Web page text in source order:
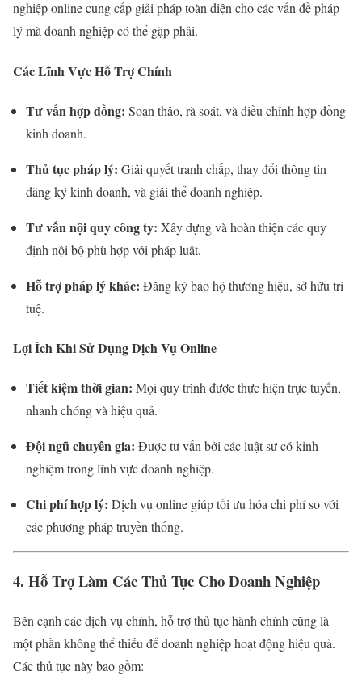
nghiệp online cung cấp giải pháp toàn diện cho các vấn đề pháp
lý mà doanh nghiệp có thể gặp phải.
Các Lĩnh Vực Hỗ Trợ Chính
Tư vấn hợp đồng: Soạn thảo, rà soát, và điều chỉnh hợp đồng
kinh doanh.
Thủ tục pháp lý: Giải quyết tranh chấp, thay đổi thông tin
đăng ký kinh doanh, và giải thể doanh nghiệp.
Tư vấn nội quy công ty: Xây dựng và hoàn thiện các quy
định nội bộ phù hợp với pháp luật.
Hỗ trợ pháp lý khác: Đăng ký bảo hộ thương hiệu, sở hữu trí
tuệ.
Lợi Ích Khi Sử Dụng Dịch Vụ Online
Tiết kiệm thời gian: Mọi quy trình được thực hiện trực tuyến,
nhanh chóng và hiệu quả.
Đội ngũ chuyên gia: Được tư vấn bởi các luật sư có kinh
nghiệm trong lĩnh vực doanh nghiệp.
Chi phí hợp lý: Dịch vụ online giúp tối ưu hóa chi phí so với
các phương pháp truyền thống.
4. Hỗ Trợ Làm Các Thủ Tục Cho Doanh Nghiệp
Bên cạnh các dịch vụ chính, hỗ trợ thủ tục hành chính cũng là
một phần không thể thiếu để doanh nghiệp hoạt động hiệu quả.
Các thủ tục này bao gồm: